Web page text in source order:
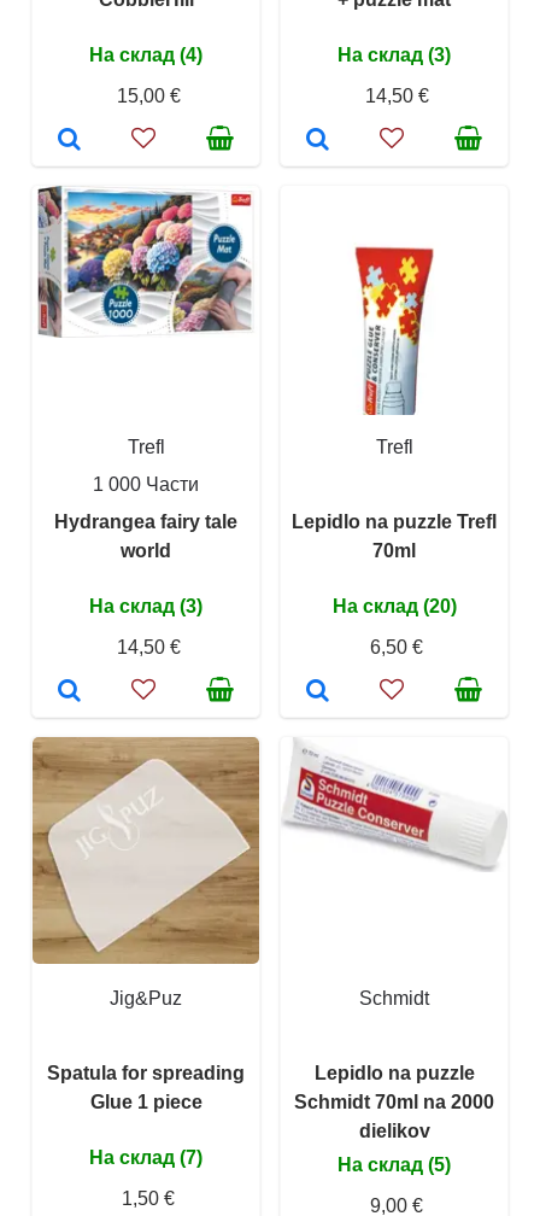
На склад (4)
15,00 €
На склад (3)
14,50 €
Trefl
1 000 Части
Hydrangea fairy tale
world
На склад (3)
14,50 €
Trefl
Lepidlo na puzzle Trefl
70ml
На склад (20)
6,50 €
Jig&Puz
Spatula for spreading
Glue 1 piece
На склад (7)
1,50 €
Schmidt
Lepidlo na puzzle
Schmidt 70ml na 2000
dielikov
На склад (5)
9,00 €